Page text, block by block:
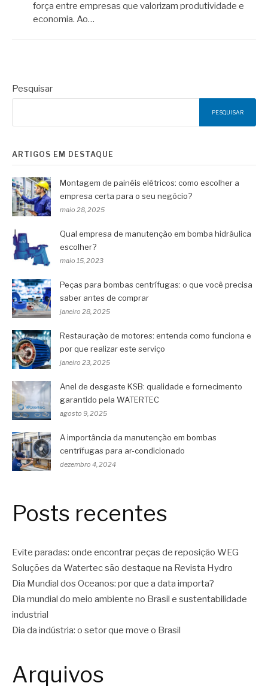
força entre empresas que valorizam produtividade e
economia. Ao…
Pesquisar
PESQUISAR
ARTIGOS EM DESTAQUE
Montagem de painéis elétricos: como escolher a
empresa certa para o seu negócio?
maio 28, 2025
Qual empresa de manutenção em bomba hidráulica
escolher?
maio 15, 2023
Peças para bombas centrífugas: o que você precisa
saber antes de comprar
janeiro 28, 2025
Restauração de motores: entenda como funciona e
por que realizar este serviço
janeiro 23, 2025
Anel de desgaste KSB: qualidade e fornecimento
garantido pela WATERTEC
agosto 9, 2025
A importância da manutenção em bombas
centrífugas para ar-condicionado
dezembro 4, 2024
Posts recentes
Evite paradas: onde encontrar peças de reposição WEG
Soluções da Watertec são destaque na Revista Hydro
Dia Mundial dos Oceanos: por que a data importa?
Dia mundial do meio ambiente no Brasil e sustentabilidade
industrial
Dia da indústria: o setor que move o Brasil
Arquivos